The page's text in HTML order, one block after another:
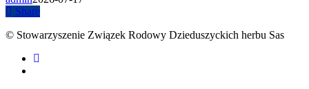
Share
© Stowarzyszenie Związek Rodowy Dzieduszyckich herbu Sas
facebook